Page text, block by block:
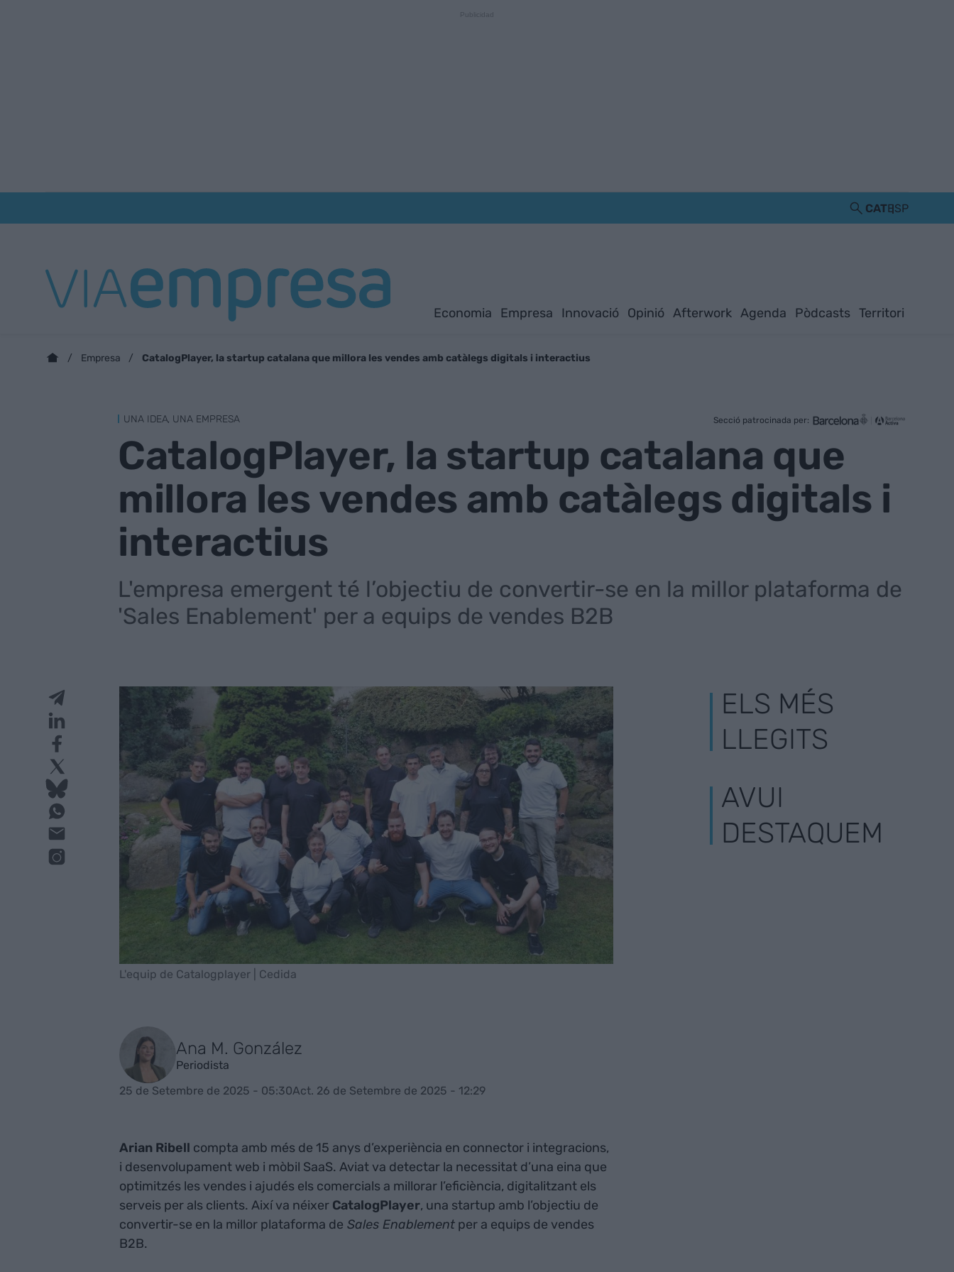
CATESP
Economia Empresa Innovació Opinió Afterwork Agenda Pòdcasts Territori
Empresa CatalogPlayer, la startup catalana que millora les vendes amb catàlegs digitals i interactius
Secció patrocinada per:
UNA IDEA, UNA EMPRESA
CatalogPlayer, la startup catalana que
millora les vendes amb catàlegs digitals i
interactius
L'empresa emergent té l’objectiu de convertir-se en la millor plataforma de
'Sales Enablement' per a equips de vendes B2B
L'equip de Catalogplayer | Cedida
Ana M. González
Periodista
25 de Setembre de 2025 - 05:30Act. 26 de Setembre de 2025 - 12:29
Arian Ribell compta amb més de 15 anys d’experiència en connector i integracions,
i desenvolupament web i mòbil SaaS. Aviat va detectar la necessitat d’una eina que
optimitzés les vendes i ajudés els comercials a millorar l’eficiència, digitalitzant els
serveis per als clients. Així va néixer CatalogPlayer, una startup amb l’objectiu de
convertir-se en la millor plataforma de Sales Enablementper a equips de vendes
B2B.
ELS MÉS
LLEGITS
AVUI
DESTAQUEM